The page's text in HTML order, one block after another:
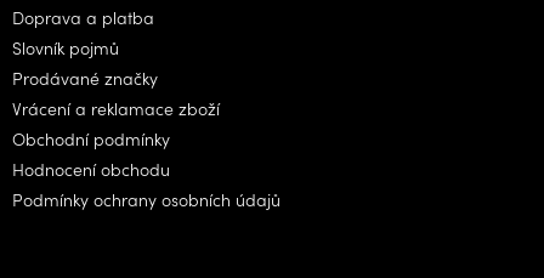
Doprava a platba
Slovník pojmů
Prodávané značky
Vrácení a reklamace zboží
Obchodní podmínky
Hodnocení obchodu
Podmínky ochrany osobních údajů